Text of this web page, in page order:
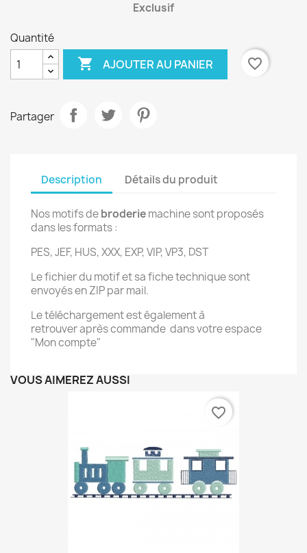
Exclusif
Quantité
 AJOUTER AU PANIER favorite_border
Partager
Description Détails du produit
Nos motifs debroderiemachine sont proposés
dans les formats :
PES, JEF, HUS, XXX, EXP, VIP, VP3, DST
Le fichier du motif et sa fiche technique sont
envoyés en ZIP par mail.
Le téléchargement est également à
retrouver après commande dans votre espace
"Mon compte"
VOUS AIMEREZ AUSSI
favorite_border